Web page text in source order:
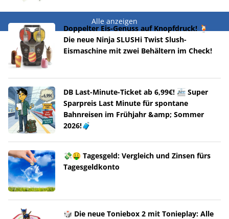
Alle anzeigen
Doppelter Eis-Genuss auf Knopfdruck! 🍹
Die neue Ninja SLUSHi Twist Slush-
Eismaschine mit zwei Behältern im Check!
DB Last-Minute-Ticket ab 6,99€! 🚈 Super
Sparpreis Last Minute für spontane
Bahnreisen im Frühjahr &amp; Sommer
2026!🧳
💸🤑 Tagesgeld: Vergleich und Zinsen fürs
Tagesgeldkonto
🎲 Die neue Toniebox 2 mit Tonieplay: Alle